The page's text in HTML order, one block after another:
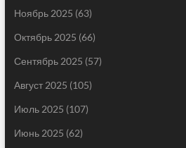
Ноябрь 2025 (63)
Октябрь 2025 (66)
Сентябрь 2025 (57)
Август 2025 (105)
Июль 2025 (107)
Июнь 2025 (62)